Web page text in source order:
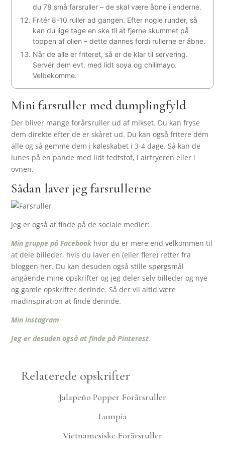
du 78 små farsruller – de skal være åbne i enderne.
Fritér 8-10 ruller ad gangen. Efter nogle runder, så
kan du lige tage en ske til at fjerne skummet på
toppen af olien – dette dannes fordi rullerne er åbne.
Når de alle er friteret, så er de klar til servering.
Servér dem evt. med lidt soya og chilimayo.
Velbekomme.
Mini farsruller med dumplingfyld
Der bliver mange forårsruller ud af mikset. Du kan fryse
dem direkte efter de er skåret ud. Du kan også fritere dem
alle og så gemme dem i køleskabet i 3-4 dage. Så kan de
lunes på en pande med lidt fedtstof, i airfryeren eller i
ovnen.
Sådan laver jeg farsrullerne
Jeg er også at finde på de sociale medier:
Min gruppe på Facebookhvor du er mere end velkommen til
at dele billeder, hvis du laver en (eller flere) retter fra
bloggen her. Du kan desuden også stille spørgsmål
angående mine opskrifter og jeg deler selv billeder og nye
og gamle opskrifter derinde. Så der vil altid være
madinspiration at finde derinde.
Min Instagram
Jeg er desuden også at finde på Pinterest.
Relaterede opskrifter
Jalapeño Popper Forårsruller
Lumpia
Vietnamesiske Forårsruller